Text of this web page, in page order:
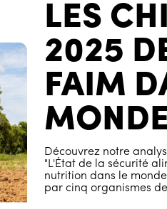
LES
2025
FAIM
Découvrez notre
"L'État de la sécurité
nutrition dans le
par cinq organismes